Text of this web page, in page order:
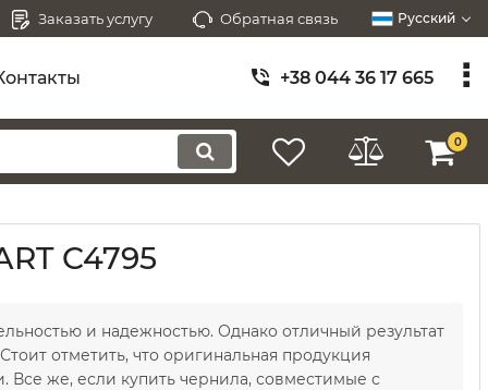
Заказать услугу Обратная связь Русский
+38 044 36 17 665
0
C4795
и надежностью. Однако отличный результат
отметить, что оригинальная продукция
Все же, если купить чернила, совместимые с